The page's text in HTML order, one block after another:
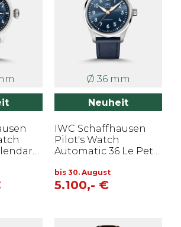
Ø 36 mm
Neuheit
IWC Schaffhausen
Pilot's Watch
Automatic 36 Le Petit
bis 30. August
5.100,- €